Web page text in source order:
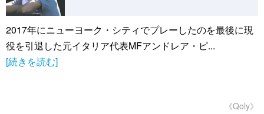
2017年にニューヨーク・シティでプレーしたのを最後に現
役を引退した元イタリア代表MFアンドレア・ピ...
[続きを読む]
《Qoly》